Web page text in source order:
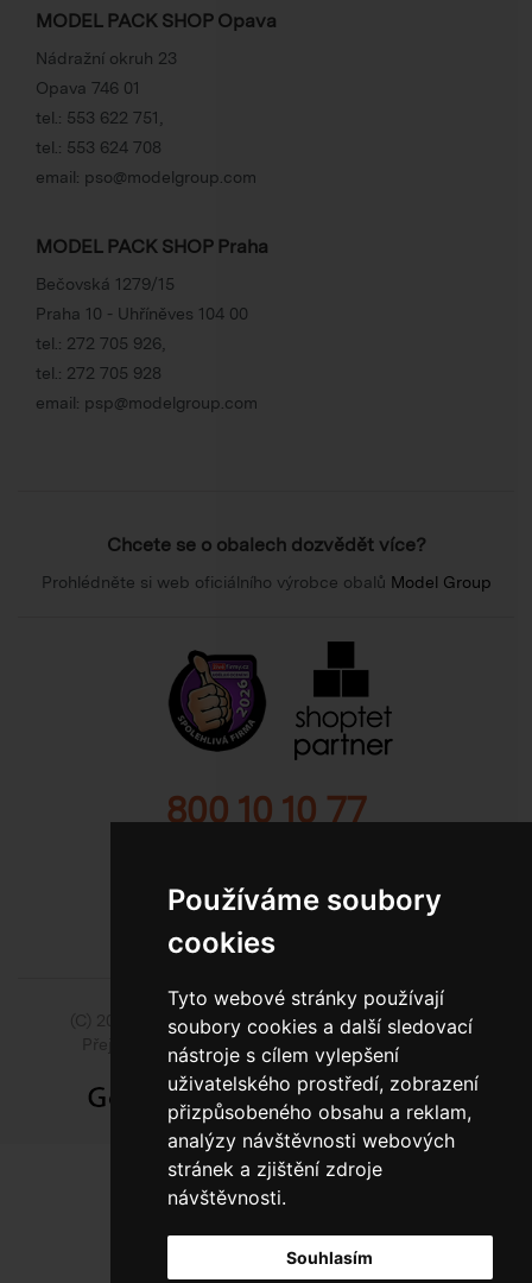
Používáme soubory
cookies
Tyto webové stránky používají
soubory cookies a další sledovací
nástroje s cílem vylepšení
uživatelského prostředí, zobrazení
přizpůsobeného obsahu a reklam,
analýzy návštěvnosti webových
stránek a zjištění zdroje
návštěvnosti.
Souhlasím
MODEL PACK SHOP Opava
Nádražní okruh 23
Opava 746 01
tel.: 553 622 751
tel.: 553 624 708
email: pso@modelgroup.com
MODEL PACK SHOP Praha
Bečovská 1279/15
Praha 10 - Uhříněves 104 00
tel.: 272 705 926
tel.: 272 705 928
email: psp@modelgroup.com
Chcete se o obalech dozvědět více?
Prohlédněte si web oficiálního výrobce obalů Model Group
800 10 10 77
(C) 2014 - 2026 Model Obaly a.s.,ISSA CZECH s.r.o.
Přejít na slovenskou pobočku Model Pack Shop